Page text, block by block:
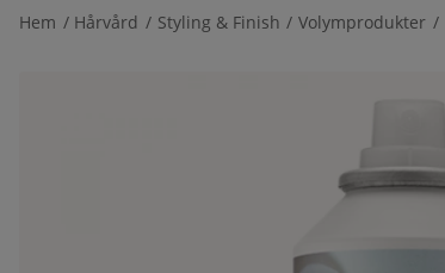
Hem Hårvård Styling & Finish Volymprodukter